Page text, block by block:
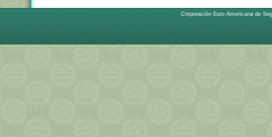
Corporación Euro Americana de